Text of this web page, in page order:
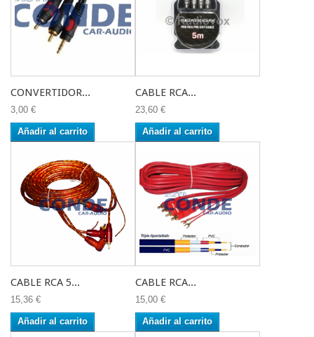
CONVERTIDOR...
3,00 €
Añadir al carrito
CABLE RCA...
23,60 €
Añadir al carrito
CABLE RCA 5...
15,36 €
Añadir al carrito
CABLE RCA...
15,00 €
Añadir al carrito